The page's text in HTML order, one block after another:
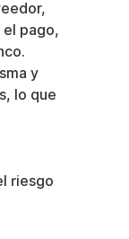
pago,
y
lo que
riesgo